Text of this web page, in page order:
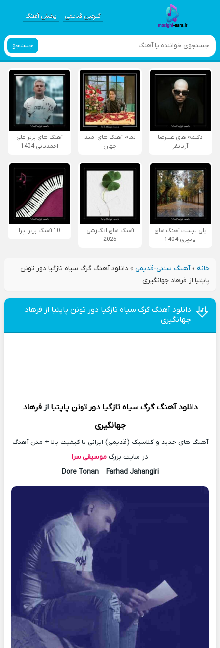
گلچین قدیمی پخش آهنگ
جستجو
دکلمه های علیرضا
آریانفر
تمام آهنگ های امید
جهان
آهنگ های برتر علی
احمدیانی 1404
پلی لیست آهنگ های
پاییزی 1404
آهنگ های انگیزشی
2025
10 آهنگ برتر اپرا
خانه»آهنگ سنتی-قدیمی» دانلود آهنگ گرگ سیاه تازگیا دور تونن
پاپتیا از فرهاد جهانگیری
دانلود آهنگ گرگ سیاه تازگیا دور تونن پاپتیا از فرهاد
جهانگیری
دانلود آهنگ گرگ سیاه تازگیا دور تونن پاپتیا ازفرهاد
جهانگیری
آهنگ های جدید و کلاسیک (قدیمی) ایرانی با کیفیت بالا + متن آهنگ
در سایت بزرگ موسیقی سرا
Dore Tonan– Farhad Jahangiri